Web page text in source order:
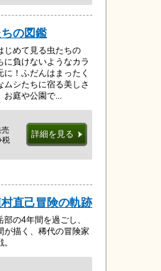
の図鑑
じめて見る虫たちの
に負けないようなカラ
！ふだんはまったく
ムシたちに宿る美しさ
庭や公園で...
売
税
詳細を見る
直己冒険の軌跡
の4年間を過ごし、
が描く、稀代の冒険家